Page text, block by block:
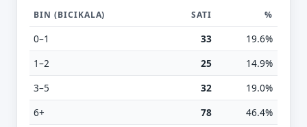
BIN (BICIKALA) SATI %
0–1 33
19.6%
1–2
25
14.9%
3–5
32
19.0%
6+
78 46.4%
Predloži poboljšanje ove stranice
Što bi ti ovdje bilo korisno? Koje pitanje želiš da ova
stranica može odgovoriti? (npr. “kada je
najpraznije?”, “što znači ovaj skok?”, “što još
usporediti?”)
Vrsta poruke
Povratna informacija
Prijava problema